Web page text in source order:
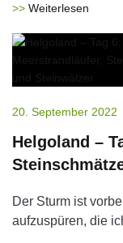
Weiterlesen
20. September 2022
Helgoland –
Der Sturm ist
aufzuspüren, die